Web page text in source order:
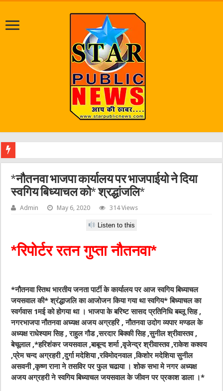
*नौतनवा भाजपा कार्यालय पर भाजपाईयो ने दिया
स्वगिय बिध्याचल को* श्रद्धांजलि*
Admin May 6, 2020 314 Views
Listen to this
*रिपोर्टर रतन गुप्ता नौतनवा*
*नौतनवा स्तिथ भारतीय जनता पार्टी के कार्यालय पर आज स्वगिय बिध्याचल
जयसवाल की* श्रंद्धाजलि का आजोजन किया गया था स्वगिय* बिध्याचल का
स्वर्गवास 1मई को होगया था । भाजपा के बरिष्ट सासद प्रतिनिधि बब्लू सिह ,
नगरभाजपा नौतनवा अघ्यक्ष अजय अग्रहरि , नौतनवा उदोग व्यपार मण्डल के
अध्यक्ष राधेश्याम सिह , राहुल गौड ,सरदार बिक्की सिह ,सुनील श्रीवास्तव ,
बेचूलाल ,*हरिशंकर जयसवाल ,बाबून्द शर्मा ,वृजेन्द्र श्रीवास्तव ,राकेश कश्वय
,प्रेम चन्द अग्रहरी ,दुर्गा मदेशिया ,रविमोदनवाल ,किशोर मदेशिया सुनील
असवनी ,कृष्ण राना ने तसविर पर फुल चढाया । शोक सभा मे नगर अध्यक्ष
अजय अग्रहरी ने स्वगिय बिध्याचल जयसवाल के जीवन पर प्रकाश डाला ।*